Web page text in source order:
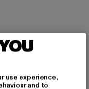
19%
|info@tbint.de
use experience,
and to